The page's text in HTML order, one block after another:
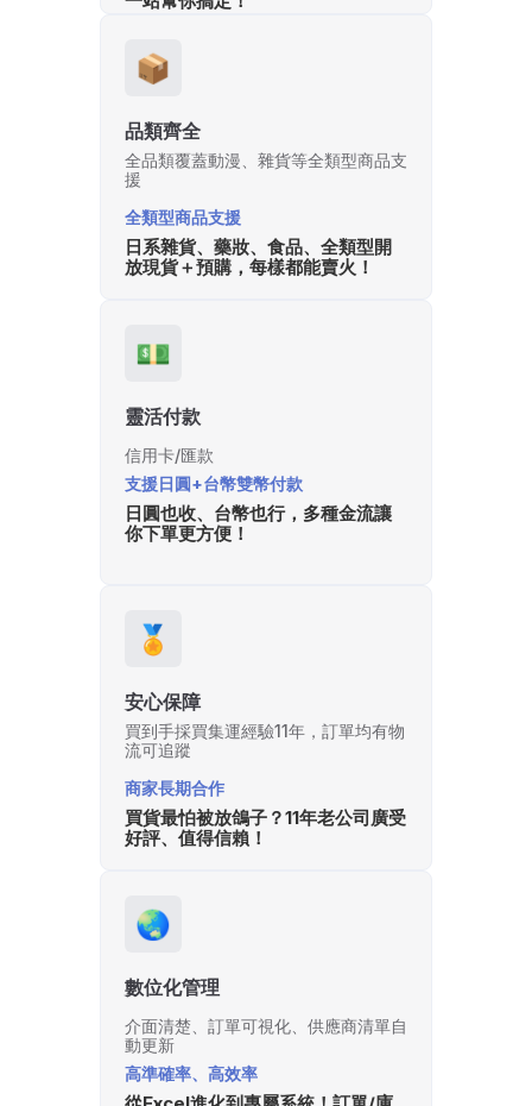
📦
品類齊全
全品類覆蓋動漫、雜貨等全類型商品支
援
全類型商品支援
日系雜貨、藥妝、食品、全類型開
放現貨＋預購，每樣都能賣火！
💵
靈活付款
信用卡/匯款
支援日圓+台幣雙幣付款
日圓也收、台幣也行，多種金流讓
你下單更方便！
🏅
安心保障
買到手採買集運經驗11年，訂單均有物
流可追蹤
商家長期合作
買貨最怕被放鴿子？11年老公司廣受
好評、值得信賴！
🌏
數位化管理
介面清楚、訂單可視化、供應商清單自
動更新
高準確率、高效率